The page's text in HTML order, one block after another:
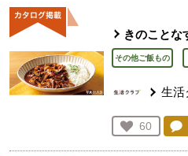
きのことな
その他ご飯もの
生活
お気に入
60
人が登